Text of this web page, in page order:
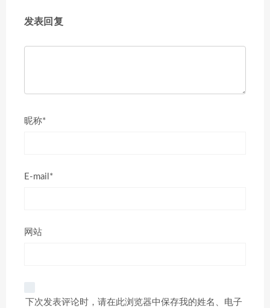
发表回复
昵称*
E-mail*
网站
下次发表评论时，请在此浏览器中保存我的姓名、电子